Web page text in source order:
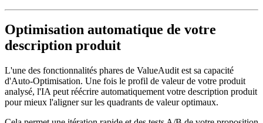
Optimisation automatique de votre
description produit
L'une des fonctionnalités phares de ValueAudit est sa capacité
d'Auto-Optimisation. Une fois le profil de valeur de votre produit
analysé, l'IA peut réécrire automatiquement votre description produit
pour mieux l'aligner sur les quadrants de valeur optimaux.